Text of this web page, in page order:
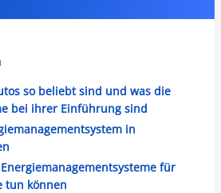
so beliebt sind und was die
bei ihrer Einführung sind
in
für
tun können